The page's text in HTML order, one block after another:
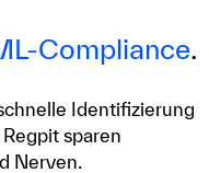
Compliance.
Identifizierung
sparen
Nerven.